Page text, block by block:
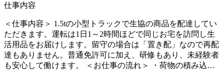
仕事内容
＜仕事内容＞ 1.5tの小型トラックで生協の商品を配達してい
ただきます。運転は1日1～2時間ほどで同じお宅を訪問し生
活用品をお届けします。留守の場合は「置き配」なので再配
達もありません。普通免許可に加え、研修もあり、未経験者
も安心して働けます。 ＜お仕事の流れ＞ ・荷物の積み込…